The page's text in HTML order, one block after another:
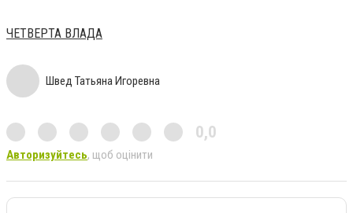
ЧЕТВЕРТА ВЛАДА
Швед Татьяна Игоревна
0,0
Авторизуйтесь, щоб оцінити